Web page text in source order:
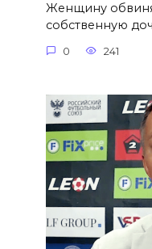
Женщину
собственную
0 241